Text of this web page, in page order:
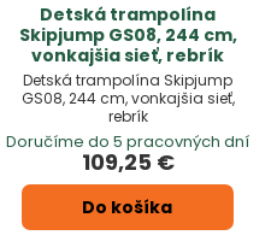
Detská trampolína
Skipjump GS08, 244 cm,
vonkajšia sieť, rebrík
Detská trampolína Skipjump
GS08, 244 cm, vonkajšia sieť,
rebrík
Doručíme do 5 pracovných dní
109,25 €
Do košíka